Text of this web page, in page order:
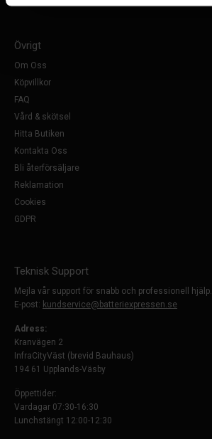
Övrigt
Om Oss
Köpvillkor
FAQ
Vård & skötsel
Hitta Butiken
Kontakta Oss
Bli återförsäljare
Reklamation
Cookies
GDPR
Teknisk Support
Mejla vår support för snabb och professionell hjälp.
E-post: kundservice@batteriexpressen.se
Adress:
Kranvägen 2
InfraCityVäst (brevid Bauhaus)
194 61 Upplands-Väsby
Öppettider:
Vardagar 07:30-16:30
Lunchstängt 12:00-12:30